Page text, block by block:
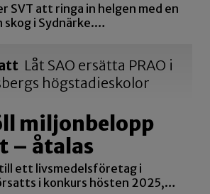
SVT att ringa in helgen med en
skog i Sydnärke.…
Låt SAO ersätta PRAO i
högstadieskolor
miljonbelopp
– åtalas
till ett livsmedelsföretag i
i konkurs hösten 2025,…